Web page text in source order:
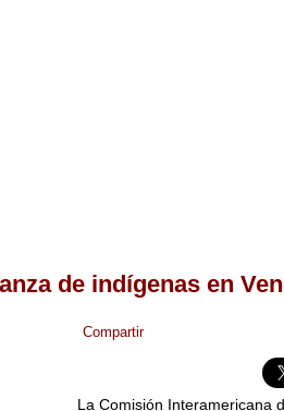
de indígenas en
Compartir
La Comisión Interamericana